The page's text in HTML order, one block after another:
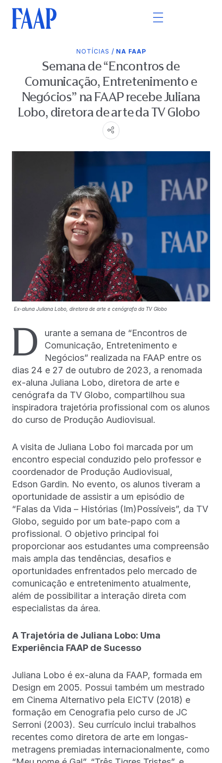
NOTÍCIAS / NA FAAP
Semana de “Encontros de
Comunicação, Entretenimento e
Negócios” na FAAP recebe Juliana
Lobo, diretora de arte da TV Globo
Ex-aluna Juliana Lobo, diretora de arte e cenógrafa da TV Globo
D
urante a semana de “Encontros de
Comunicação, Entretenimento e
Negócios” realizada na FAAP entre os
dias 24 e 27 de outubro de 2023, a renomada
ex-aluna Juliana Lobo, diretora de arte e
cenógrafa da TV Globo, compartilhou sua
inspiradora trajetória profissional com os alunos
do curso de Produção Audiovisual.
A visita de Juliana Lobo foi marcada por um
encontro especial conduzido pelo professor e
coordenador de Produção Audiovisual,
Edson Gardin. No evento, os alunos tiveram a
oportunidade de assistir a um episódio de
“Falas da Vida – Histórias (Im)Possíveis”, da TV
Globo, seguido por um bate-papo com a
profissional. O objetivo principal foi
proporcionar aos estudantes uma compreensão
mais ampla das tendências, desafios e
oportunidades enfrentados pelo mercado de
comunicação e entretenimento atualmente,
além de possibilitar a interação direta com
especialistas da área.
A Trajetória de Juliana Lobo: Uma
Experiência FAAP de Sucesso
Juliana Lobo é ex-aluna da FAAP, formada em
Design em 2005. Possui também um mestrado
em Cinema Alternativo pela EICTV (2018) e
formação em Cenografia pelo curso de JC
Serroni (2003). Seu currículo inclui trabalhos
recentes como diretora de arte em longas-
metragens premiadas internacionalmente, como